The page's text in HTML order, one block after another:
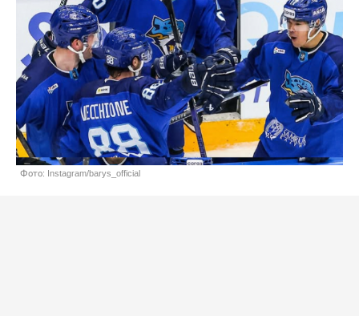
Фото: Instagram/barys_official